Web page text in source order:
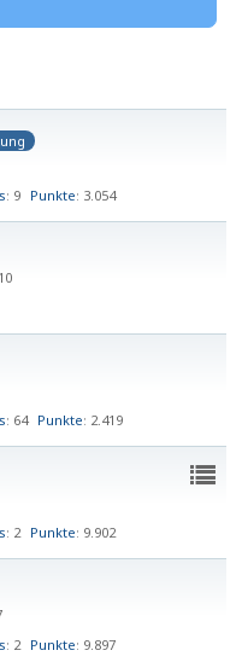
9 Punkte 3.054
64 Punkte 2.419
2 Punkte 9.902
2 Punkte 9.897